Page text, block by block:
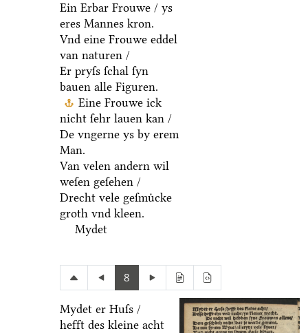
Ein Erbar Frouwe / ys
eres Mannes kron.
Vnd eine Frouwe eddel
van naturen /
Er pryſs ſchal ſyn
bauen alle Figuren.
Eine Frouwe ick
nicht ſehr lauen kan /
De vngerne ys by erem
Man.
Van velen andern wil
weſen geſehen /
Drecht vele geſmuͤcke
groth vnd kleen.
Mydet
8
Mydet er Huſs /
hefft des kleine acht